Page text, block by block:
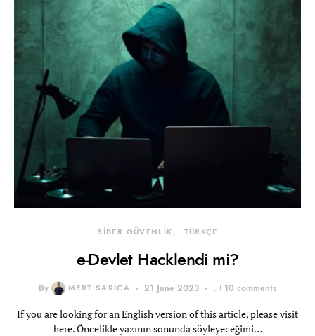
SİBER GÜVENLİK TÜRKÇE
e-Devlet Hacklendi mi?
By MERT SARICA 21 June 2023 10 comments
If you are looking for an English version of this article, please visit
here. Öncelikle yazının sonunda söyleyeceğimi…